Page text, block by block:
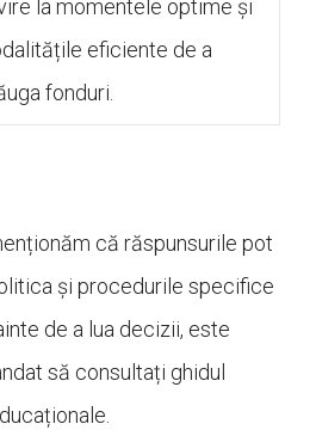
la momentele optime și
eficiente de a
fonduri.
că răspunsurile pot
și procedurile specifice
de a lua decizii, este
să consultați ghidul